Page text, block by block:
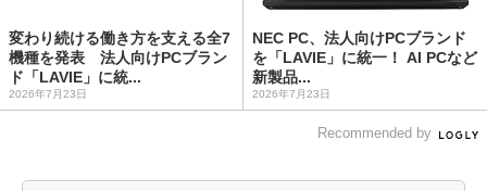
変わり続ける働き方を支える全7
機種を発表 法人向けPCブラン
ド「LAVIE」に統...
2026年7月23日
NEC PC、法人向けPCブランド
を「LAVIE」に統一！ AI PCなど
新製品...
2026年7月23日
Recommended by